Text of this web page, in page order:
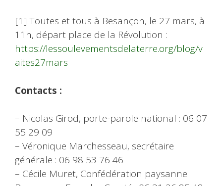
[1] Toutes et tous à Besançon, le 27 mars, à
11h, départ place de la Révolution :
https://lessoulevementsdelaterre.org/blog/v
aites27mars
Contacts :
– Nicolas Girod, porte-parole national : 06 07
55 29 09
– Véronique Marchesseau, secrétaire
générale : 06 98 53 76 46
– Cécile Muret, Confédération paysanne